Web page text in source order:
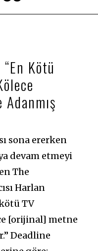
Kötü
sona ererken
devam etmeyi
The
Harlan
TV
[orijinal] metne
Deadline